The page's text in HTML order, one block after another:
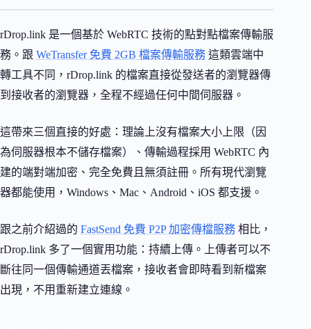
rDrop.link 是一個基於 WebRTC 技術的點對點檔案傳輸服
務。跟 WeTransfer 免費 2GB 檔案傳輸服務 這類雲端中
轉工具不同，rDrop.link 的檔案直接從發送者的瀏覽器傳
到接收者的瀏覽器，全程不經過任何中間伺服器。
這帶來三個直接的好處：理論上沒有檔案大小上限（因
為伺服器根本不儲存檔案）、傳輸過程採用 WebRTC 內
建的端對端加密、完全免費且無須註冊。所有現代瀏覽
器都能使用，Windows、Mac、Android、iOS 都支援。
跟之前介紹過的 FastSend 免費 P2P 加密傳檔服務 相比，
rDrop.link 多了一個實用功能：持續上傳。上傳者可以不
斷往同一個傳輸通道丟檔案，接收者會即時看到新檔案
出現，不用重新建立連線。